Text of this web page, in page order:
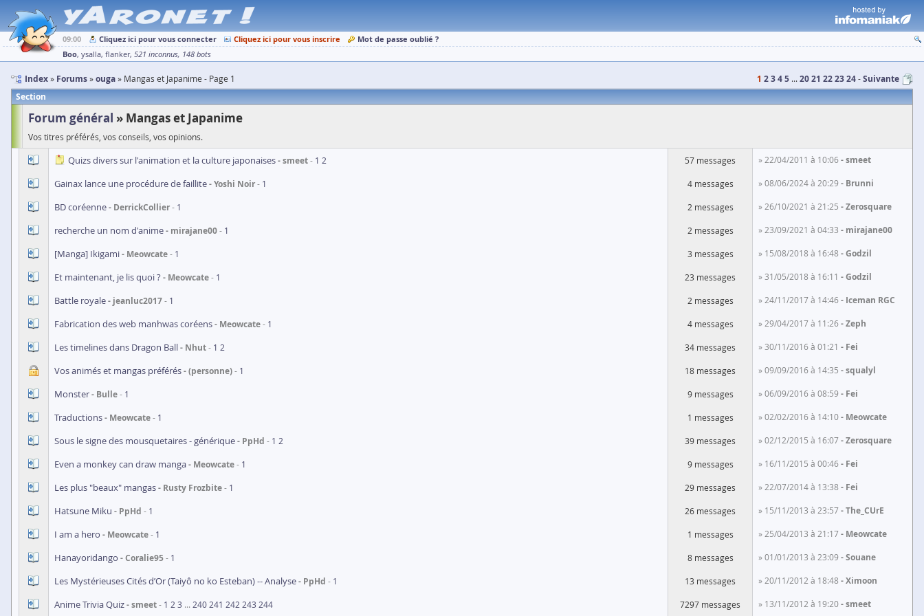
09:00 Cliquez ici pour vous connecter Cliquez ici pour vous inscrire
Mot de passe oublié ?
Boo ysalla flanker 521 inconnus 148 bots
Index Forums ouga Mangas et Japanime - Page 1 1 2345 ... 2021 222324 Suivante
Section
Forum général Mangas et Japanime
Vos titres préférés, vos conseils, vos opinions.
Quizs divers sur l'animation et la culture japonaises smeet 1 2 57 messages » 22/04/2011 à 10:06 smeet
Gainax lance une procédure de faillite Yoshi Noir 1 4 messages » 08/06/2024 à 20:29 Brunni
BD coréenne DerrickCollier 1 2 messages » 26/10/2021 à 21:25 Zerosquare
recherche un nom d'anime mirajane00 1 2 messages » 23/09/2021 à 04:33 mirajane00
[Manga] Ikigami Meowcate 1 3 messages » 15/08/2018 à 16:48 Godzil
Et maintenant, je lis quoi ? Meowcate 1 23 messages » 31/05/2018 à 16:11 Godzil
Battle royale jeanluc2017 1 2 messages » 24/11/2017 à 14:46 Iceman RGC
Fabrication des web manhwas coréens Meowcate 1 4 messages » 29/04/2017 à 11:26 Zeph
Les timelines dans Dragon Ball Nhut 1 2 34 messages » 30/11/2016 à 01:21 Fei
Vos animés et mangas préférés (personne) 1 18 messages » 09/09/2016 à 14:35 squalyl
Monster Bulle 1 9 messages » 06/09/2016 à 08:59 Fei
Traductions Meowcate 1 1 messages » 02/02/2016 à 14:10 Meowcate
Sous le signe des mousquetaires - générique PpHd 1 2 39 messages » 02/12/2015 à 16:07 Zerosquare
Even a monkey can draw manga Meowcate 1 9 messages » 16/11/2015 à 00:46 Fei
Les plus "beaux" mangas Rusty Frozbite 1 29 messages » 22/07/2014 à 13:38 Fei
Hatsune Miku PpHd 1 26 messages » 15/11/2013 à 23:57 The_CUrE
I am a hero Meowcate 1 1 messages » 25/04/2013 à 21:17 Meowcate
Hanayoridango Coralie95 1 8 messages » 01/01/2013 à 23:09 Souane
Les Mystérieuses Cités d’Or (Taiyô no ko Esteban) -- Analyse PpHd 1 13 messages » 20/11/2012 à 18:48 Ximoon
Anime Trivia Quiz smeet 1 2 3 ... 240 241 242 243 244 7297 messages » 13/11/2012 à 19:20 smeet